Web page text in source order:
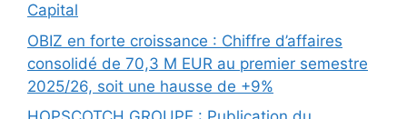
Capital
OBIZ en forte croissance : Chiffre d’affaires
consolidé de 70,3 M EUR au premier semestre
2025/26, soit une hausse de +9%